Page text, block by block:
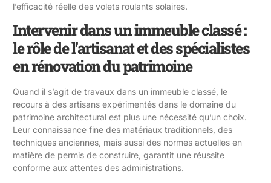
l’efficacité réelle des volets roulants solaires.
Intervenir dans un immeuble classé :
le rôle de l’artisanat et des spécialistes
en rénovation du patrimoine
Quand il s’agit de travaux dans un immeuble classé, le
recours à des artisans expérimentés dans le domaine du
patrimoine architectural est plus une nécessité qu’un choix.
Leur connaissance fine des matériaux traditionnels, des
techniques anciennes, mais aussi des normes actuelles en
matière de permis de construire, garantit une réussite
conforme aux attentes des administrations.